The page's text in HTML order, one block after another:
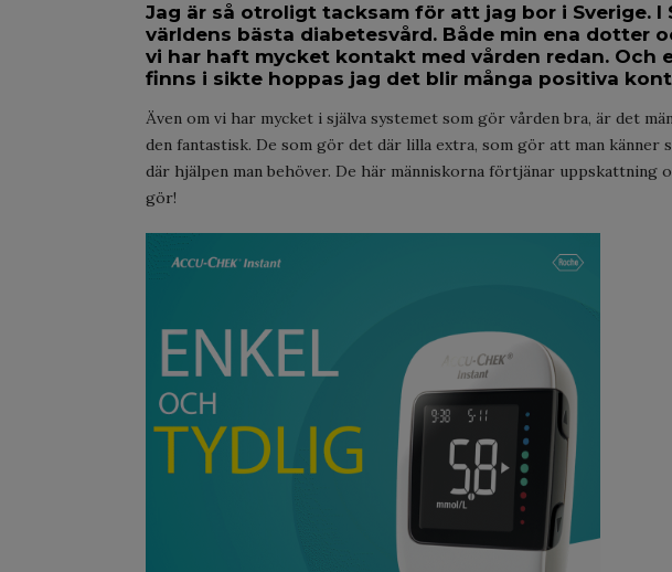
Jag är så otroligt tacksam för att jag bor i Sverige. I
världens bästa diabetesvård. Både min ena dotter
vi har haft mycket kontakt med vården redan. Och
finns i sikte hoppas jag det blir många positiva
Även om vi har mycket i själva systemet som gör vården bra, är det
den fantastisk. De som gör det där lilla extra, som gör att man känner
där hjälpen man behöver. De här människorna förtjänar uppskattning
gör!